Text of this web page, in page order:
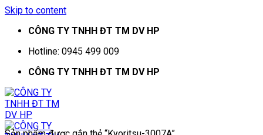
Skip to content
CÔNG TY TNHH ĐT TM DV HP
Hotline: 0945 499 009
CÔNG TY TNHH ĐT TM DV HP